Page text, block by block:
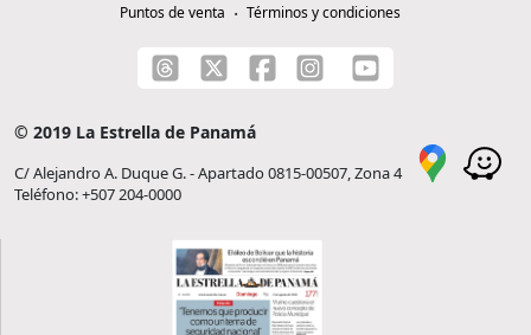
Puntos de venta
Términos y condiciones
© 2019 La Estrella de Panamá
C/ Alejandro A. Duque G. - Apartado 0815-00507, Zona 4
Teléfono: +507 204-0000